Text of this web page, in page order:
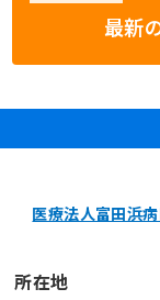
最新
医療法人富田浜
所在地